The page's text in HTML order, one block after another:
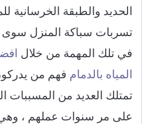
الحديد والطبقة الخرسانية
تسربات سباكة المنزل سوى
في تلك المهمة من خلال
المياه بالدمام فهم من
تمتلك العديد من المسببات
على مر سنوات عملهم ،